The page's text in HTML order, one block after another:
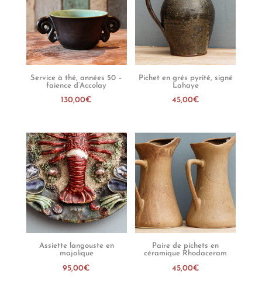
Service à thé, années 50 –
faience d’Accolay
130,00€
Pichet en grés pyrité, signé
Lahaye
45,00€
Assiette langouste en
majolique
95,00€
Paire de pichets en
céramique Rhodaceram
45,00€